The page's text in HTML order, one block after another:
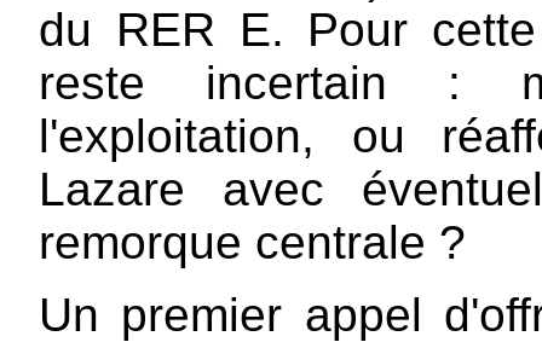
du RER E. Pour
reste incertain :
l'exploitation, ou
Lazare avec
remorque centrale ?
Un premier appel